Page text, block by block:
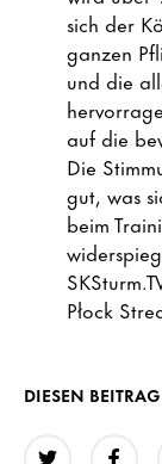
sich der
ganzen
und die
auf die
Die
gut, was
beim
Płock
DIESEN